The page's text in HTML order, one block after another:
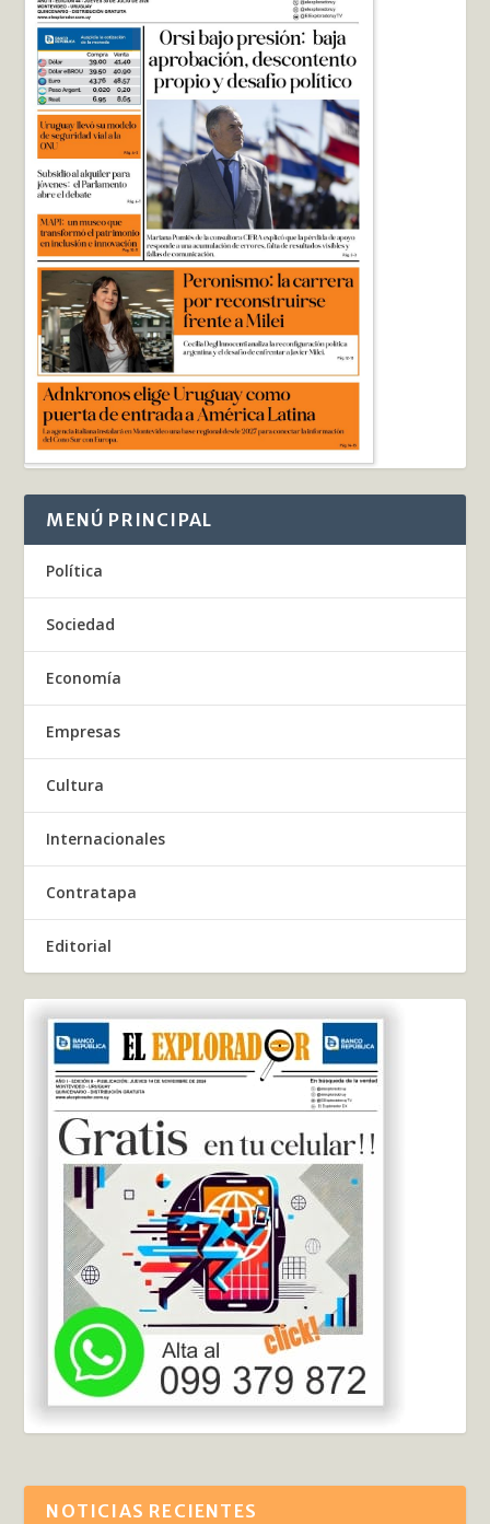
MENÚ PRINCIPAL
Política
Sociedad
Economía
Empresas
Cultura
Internacionales
Contratapa
Editorial
NOTICIAS RECIENTES